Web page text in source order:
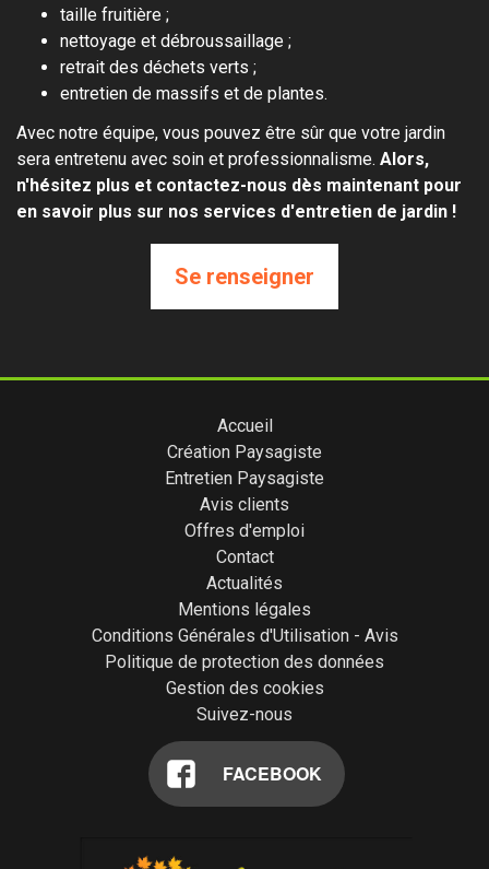
taille fruitière ;
nettoyage et débroussaillage ;
retrait des déchets verts ;
entretien de massifs et de plantes.
Avec notre équipe, vous pouvez être sûr que votre jardin
sera entretenu avec soin et professionnalisme. Alors,
n'hésitez plus et contactez-nous dès maintenant pour
en savoir plus sur nos services d'entretien de jardin !
Se renseigner
Accueil
Création Paysagiste
Entretien Paysagiste
Avis clients
Offres d'emploi
Contact
Actualités
Mentions légales
Conditions Générales d'Utilisation - Avis
Politique de protection des données
Gestion des cookies
Suivez-nous
FACEBOOK